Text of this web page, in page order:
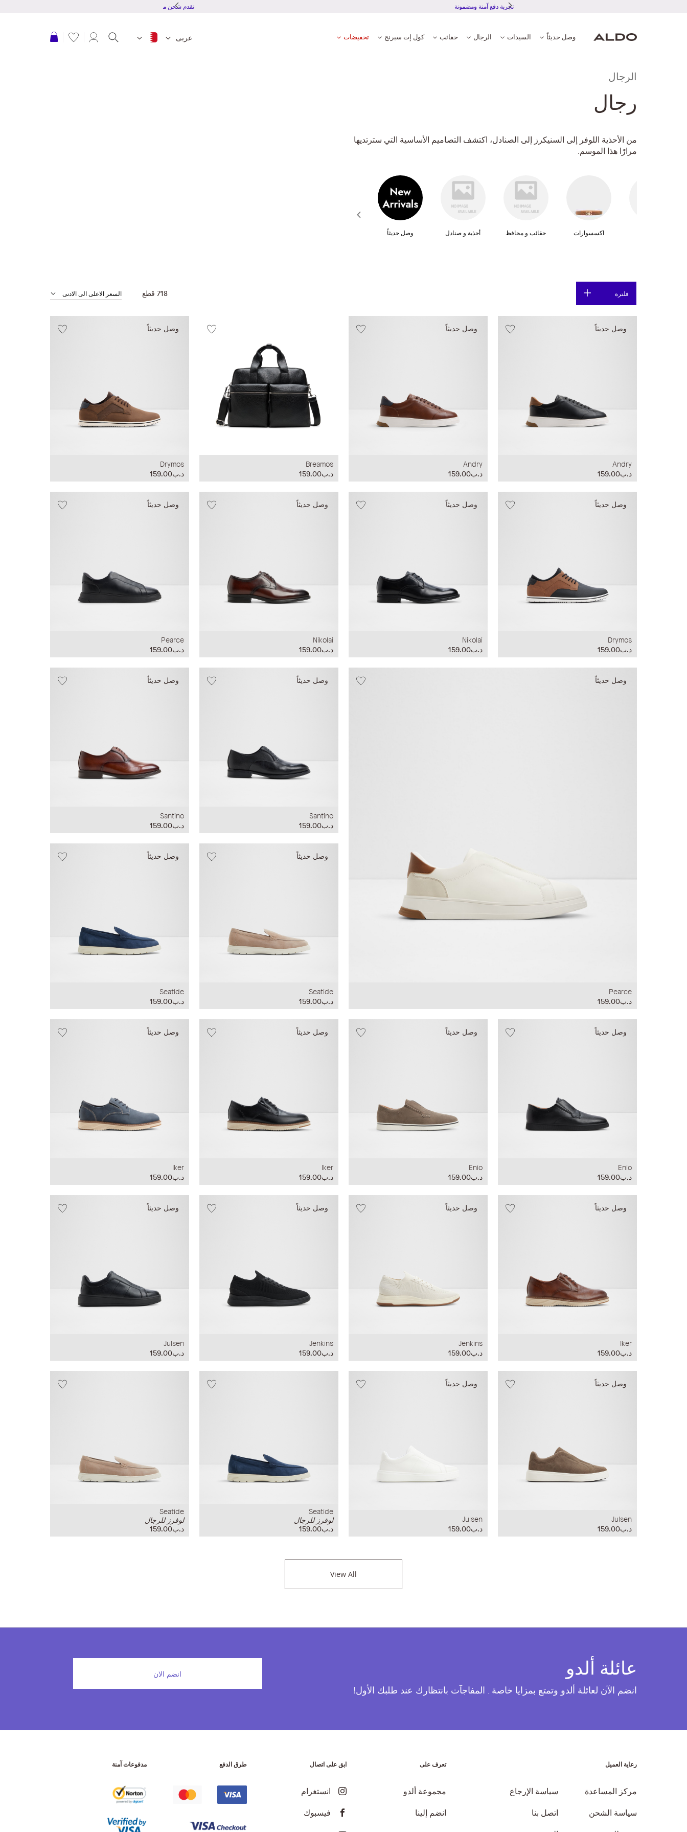
تجربة دفع آمنة ومضمونة
وصل حديثاً السيدات الرجال حقائب كول إت سبرنج تخفيضات عربى عربة التسوق
الرجال
رجال
من الأحذية اللوفر إلى السنيكرز إلى الصنادل، اكتشف التصاميم الأساسية التي سترتديها
مرارًا هذا الموسم.
وصل حديثاً أحذية و صنادل حقائب و محافظ اكسسوارات
فلترة 718 قطع
وصل حديثاً
Andry
د.ب159.00
وصل حديثاً
Andry
د.ب159.00
Breamos
د.ب159.00
وصل حديثاً
Drymos
د.ب159.00
وصل حديثاً
Drymos
د.ب159.00
وصل حديثاً
Nikolai
د.ب159.00
وصل حديثاً
Nikolai
د.ب159.00
وصل حديثاً
Pearce
د.ب159.00
وصل حديثاً
Pearce
د.ب159.00
وصل حديثاً
Santino
د.ب159.00
وصل حديثاً
Santino
د.ب159.00
وصل حديثاً
Seatide
د.ب159.00
وصل حديثاً
Seatide
د.ب159.00
وصل حديثاً
Enio
د.ب159.00
وصل حديثاً
Enio
د.ب159.00
وصل حديثاً
Iker
د.ب159.00
وصل حديثاً
Iker
د.ب159.00
وصل حديثاً
Iker
د.ب159.00
وصل حديثاً
Jenkins
د.ب159.00
وصل حديثاً
Jenkins
د.ب159.00
وصل حديثاً
Julsen
د.ب159.00
وصل حديثاً
Julsen
د.ب159.00
وصل حديثاً
Julsen
د.ب159.00
Seatide
لوفرز للرجال
د.ب159.00
Seatide
لوفرز للرجال
د.ب159.00
View All
عائلة ألدو
انضم الآن لعائلة ألدو وتمتع بمزايا خاصة . المفاجآت بانتظارك عند طلبك الأول!
انضم الان
رعاية العميل
مركز المساعدة
سياسة الإرجاع
سياسة الشحن
اتصل بنا
تعرف على
مجموعة ألدو
انضم إلينا
ابق على اتصال
انستغرام
فيسبوك
طرق الدفع مدفوعات آمنة